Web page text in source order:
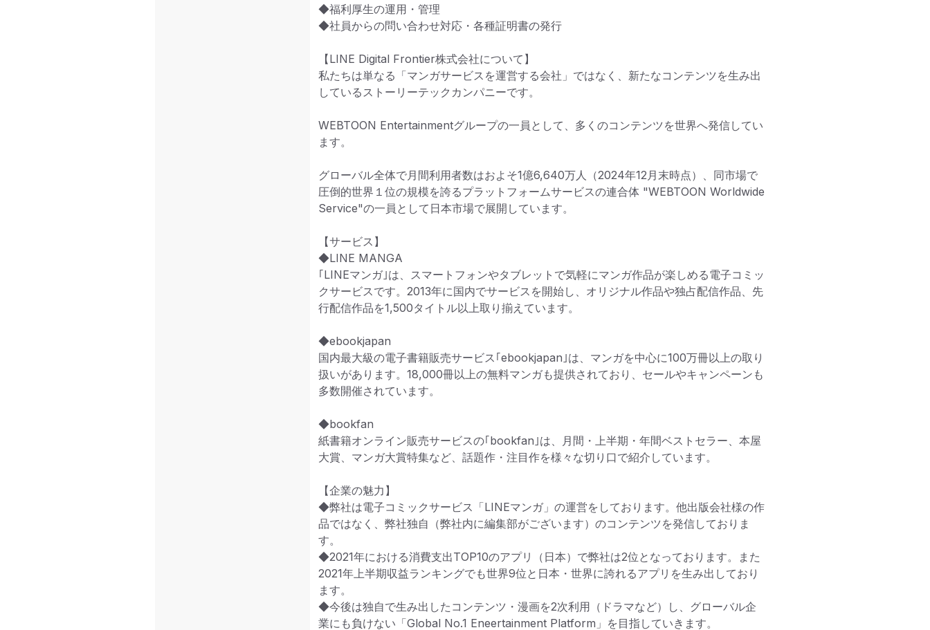
◆福利厚生の運用・管理
◆社員からの問い合わせ対応・各種証明書の発行﻿
【LINE Digital Frontier株式会社について】
私たちは単なる「マンガサービスを運営する会社」ではなく、新たなコンテンツを生み出
しているストーリーテックカンパニーです。
WEBTOON Entertainmentグループの一員として、多くのコンテンツを世界へ発信してい
ます。
グローバル全体で月間利用者数はおよそ1億6,640万人（2024年12月末時点）、同市場で
圧倒的世界１位の規模を誇るプラットフォームサービスの連合体 "WEBTOON Worldwide
Service"の一員として日本市場で展開しています。
【サービス】
◆LINE MANGA
｢LINEマンガ｣は、スマートフォンやタブレットで気軽にマンガ作品が楽しめる電子コミッ
クサービスです。2013年に国内でサービスを開始し、オリジナル作品や独占配信作品、先
行配信作品を1,500タイトル以上取り揃えています。
◆ebookjapan
国内最大級の電子書籍販売サービス｢ebookjapan｣は、マンガを中心に100万冊以上の取り
扱いがあります。18,000冊以上の無料マンガも提供されており、セールやキャンペーンも
多数開催されています。
◆bookfan
紙書籍オンライン販売サービスの｢bookfan｣は、月間・上半期・年間ベストセラー、本屋
大賞、マンガ大賞特集など、話題作・注目作を様々な切り口で紹介しています。
【企業の魅力】
◆弊社は電子コミックサービス「LINEマンガ」の運営をしております。他出版会社様の作
品ではなく、弊社独自（弊社内に編集部がございます）のコンテンツを発信しておりま
す。
◆2021年における消費支出TOP10のアプリ（日本）で弊社は2位となっております。また
2021年上半期収益ランキングでも世界9位と日本・世界に誇れるアプリを生み出しており
ます。
◆今後は独自で生み出したコンテンツ・漫画を2次利用（ドラマなど）し、グローバル企
業にも負けない「Global No.1 Eneertainment Platform」を目指していきます。